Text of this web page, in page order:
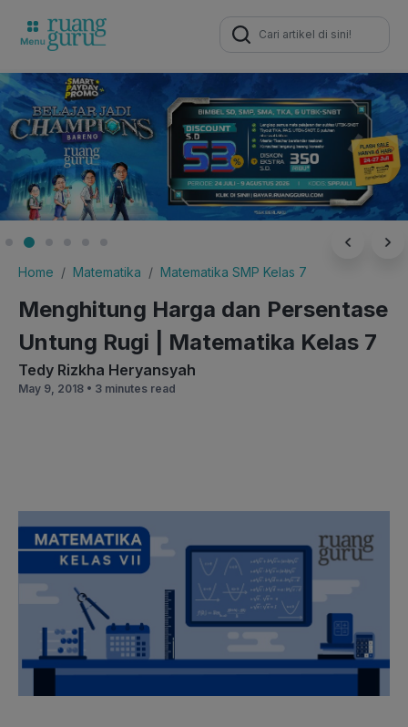
Search
for:
Home Matematika Matematika SMP Kelas 7
Menghitung Harga dan Persentase
Untung Rugi | Matematika Kelas 7
Tedy Rizkha Heryansyah
May 9, 2018 • 3 minutes read